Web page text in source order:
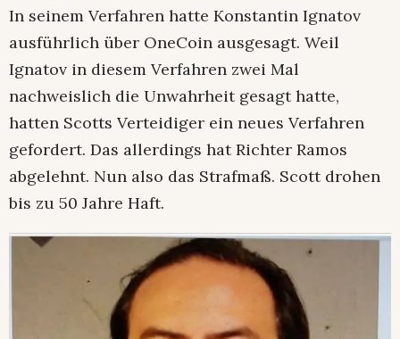
In seinem Verfahren hatte Konstantin Ignatov
ausführlich über OneCoin ausgesagt. Weil
Ignatov in diesem Verfahren zwei Mal
nachweislich die Unwahrheit gesagt hatte,
hatten Scotts Verteidiger ein neues Verfahren
gefordert. Das allerdings hat Richter Ramos
abgelehnt. Nun also das Strafmaß. Scott drohen
bis zu 50 Jahre Haft.